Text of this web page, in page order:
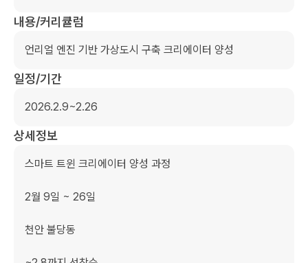
내용/커리큘럼
언리얼 엔진 기반 가상도시 구축 크리에이터 양성
일정/기간
2026.2.9~2.26
상세정보
스마트 트윈 크리에이터 양성 과정
2월 9일 ~ 26일
천안 불당동